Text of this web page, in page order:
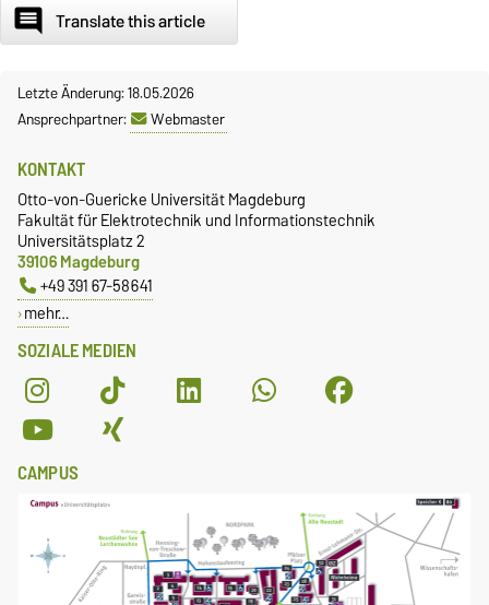
comment Translate this article
Letzte Änderung: 18.05.2026
Ansprechpartner:
Webmaster
SOZIALE MEDIEN
KONTAKT
Otto-von-Guericke Universität Magdeburg
Fakultät für Elektrotechnik und Informationstechnik
Universitätsplatz 2
39106 Magdeburg
+49 391 67-58641
mehr…
CAMPUS